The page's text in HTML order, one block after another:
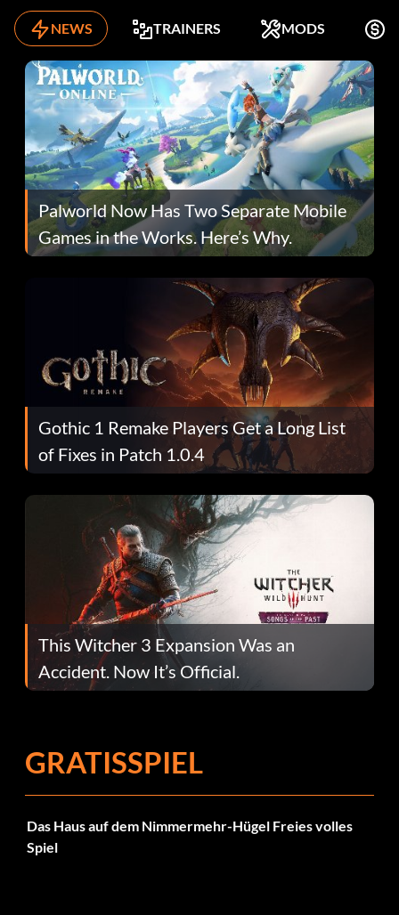
NEWS TRAINERS MODS
Palworld Now Has Two Separate Mobile
Games in the Works. Here’s Why.
Gothic 1 Remake Players Get a Long List
of Fixes in Patch 1.0.4
This Witcher 3 Expansion Was an
Accident. Now It’s Official.
GRATISSPIEL
Das Haus auf dem Nimmermehr-Hügel Freies volles
Spiel